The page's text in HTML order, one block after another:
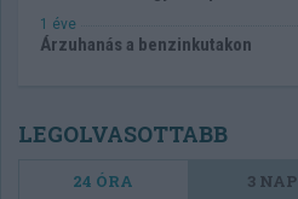
1 éve
Árzuhanás a benzinkutakon
LEGOLVASOTTABB
24 ÓRA 3 NAP